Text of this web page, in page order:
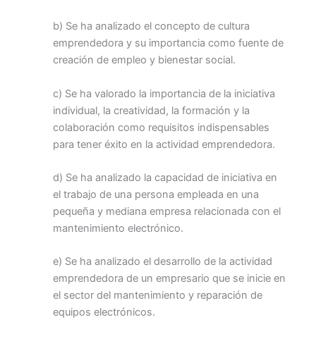
b) Se ha analizado el concepto de cultura
emprendedora y su importancia como fuente de
creación de empleo y bienestar social.
c) Se ha valorado la importancia de la iniciativa
individual, la creatividad, la formación y la
colaboración como requisitos indispensables
para tener éxito en la actividad emprendedora.
d) Se ha analizado la capacidad de iniciativa en
el trabajo de una persona empleada en una
pequeña y mediana empresa relacionada con el
mantenimiento electrónico.
e) Se ha analizado el desarrollo de la actividad
emprendedora de un empresario que se inicie en
el sector del mantenimiento y reparación de
equipos electrónicos.